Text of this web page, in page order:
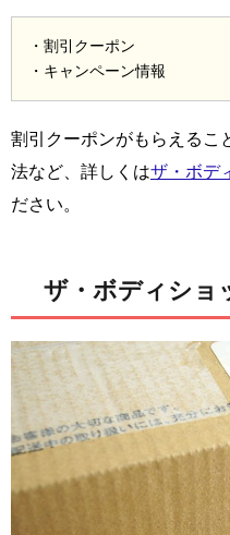
・割引クーポン
・キャンペーン情報
割引クーポンがもらえるこ
法など、詳しくはザ・ボデ
ださい。
ザ・ボディショ